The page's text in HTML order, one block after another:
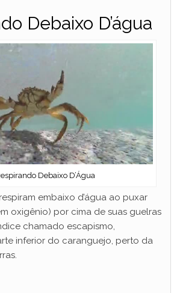
i
e
o
Debaixo D’água
Debaixo D’Água
embaixo d’água ao puxar
oxigênio) por cima de suas guelras
chamado escapismo,
inferior do caranguejo, perto da